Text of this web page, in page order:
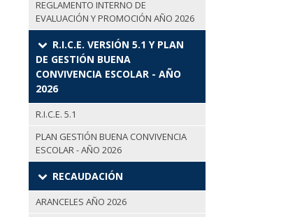
REGLAMENTO INTERNO DE
EVALUACIÓN Y PROMOCIÓN AÑO 2026
R.I.C.E. VERSIÓN 5.1 Y PLAN
DE GESTIÓN BUENA
CONVIVENCIA ESCOLAR - AÑO
2026
R.I.C.E. 5.1
PLAN GESTIÓN BUENA CONVIVENCIA
ESCOLAR - AÑO 2026
RECAUDACIÓN
ARANCELES AÑO 2026